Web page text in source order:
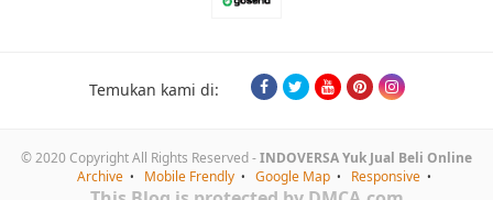
Temukan kami di:
© 2020 Copyright All Rights Reserved -INDOVERSA Yuk Jual Beli Online
Archive
Mobile Frendly Google Map Responsive